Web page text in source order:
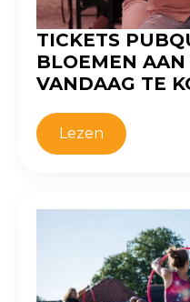
TICKETS
BLOEMEN
VANDAAG TE
Lezen